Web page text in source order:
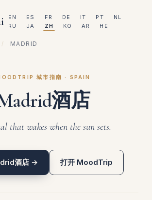
EN ES FR DE IT PT
NL
RU
JA ZH KO AR HE
/ MADRID
城市指南 · SPAIN
酒店
that wakes when the sun sets.
酒店 → 打开 MoodTrip